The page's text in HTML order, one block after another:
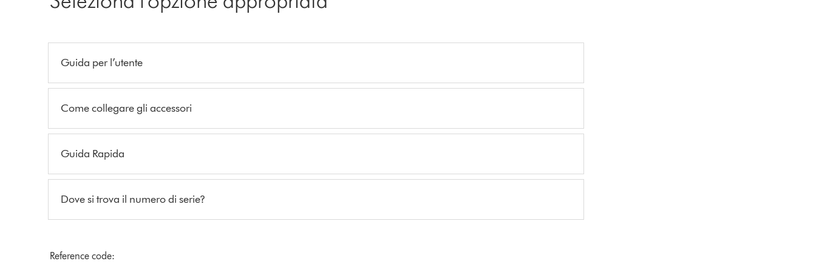
Guida per l’utente
Come collegare gli accessori
Guida Rapida
Dove si trova il numero di serie?
Reference code: